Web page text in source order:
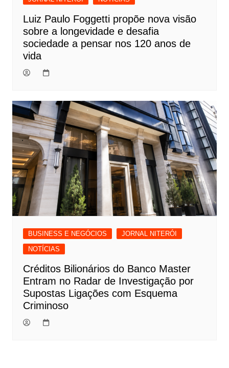
Luiz Paulo Foggetti propõe nova visão
sobre a longevidade e desafia
sociedade a pensar nos 120 anos de
vida
BUSINESS E NEGÓCIOS
JORNAL NITERÓI
NOTÍCIAS
Créditos Bilionários do Banco Master
Entram no Radar de Investigação por
Supostas Ligações com Esquema
Criminoso